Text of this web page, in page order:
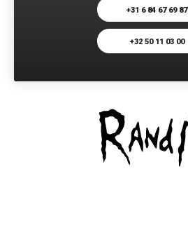
+31 6 84 67 69 87
+32 50 11 03 00